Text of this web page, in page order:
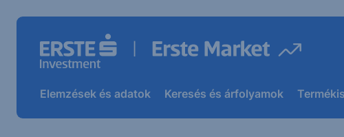
Elemzések és adatok Keresés és árfolyamok